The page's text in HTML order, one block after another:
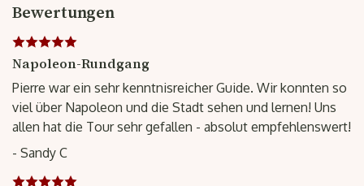
Bewertungen
Napoleon-Rundgang
Pierre war ein sehr kenntnisreicher Guide. Wir konnten so
viel über Napoleon und die Stadt sehen und lernen! Uns
allen hat die Tour sehr gefallen - absolut empfehlenswert!
- Sandy C